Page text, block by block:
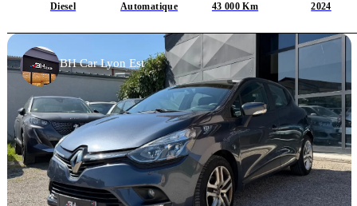
Diesel Automatique 43 000 Km 2024
BH Car Lyon Est